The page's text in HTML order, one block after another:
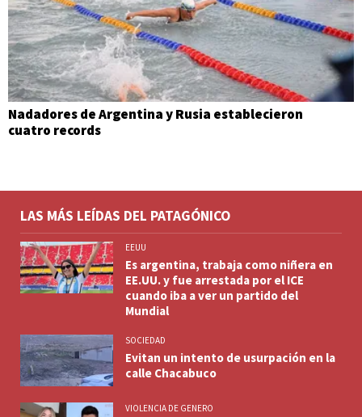
Nadadores de Argentina y Rusia establecieron
cuatro records
LAS MÁS LEÍDAS DEL PATAGÓNICO
EEUU
Es argentina, trabaja como niñera en
EE.UU. y fue arrestada por el ICE
cuando iba a ver un partido del
Mundial
SOCIEDAD
Evitan un intento de usurpación en la
calle Chacabuco
VIOLENCIA DE GENERO